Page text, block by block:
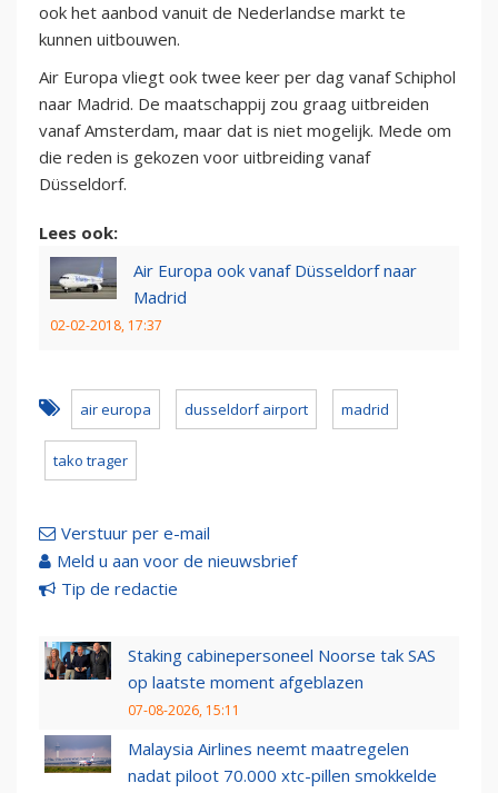
ook het aanbod vanuit de Nederlandse markt te
kunnen uitbouwen.
Air Europa vliegt ook twee keer per dag vanaf Schiphol
naar Madrid. De maatschappij zou graag uitbreiden
vanaf Amsterdam, maar dat is niet mogelijk. Mede om
die reden is gekozen voor uitbreiding vanaf
Düsseldorf.
Lees ook:
Air Europa ook vanaf Düsseldorf naar
Madrid
02-02-2018, 17:37
air europa dusseldorf airport madrid
tako trager
Verstuur per e-mail
Meld u aan voor de nieuwsbrief
Tip de redactie
Staking cabinepersoneel Noorse tak SAS
op laatste moment afgeblazen
07-08-2026, 15:11
Malaysia Airlines neemt maatregelen
nadat piloot 70.000 xtc-pillen smokkelde